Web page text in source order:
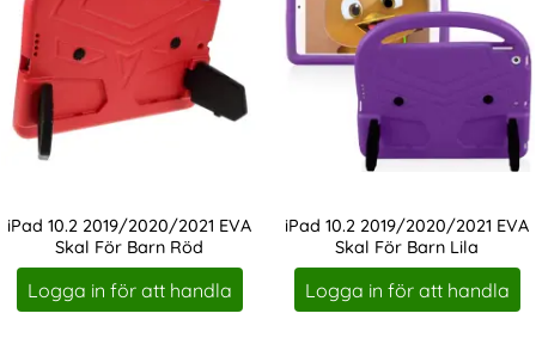
iPad 10.2 2019/2020/2021 EVA
Skal För Barn Röd
Art. nr 219937
Logga in för att handla
iPad 10.2 2019/2020/2021 EVA
Skal För Barn Lila
Art. nr 219941
Logga in för att handla